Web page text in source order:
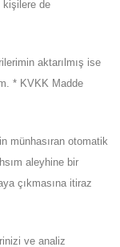
kişilere de
aktarılmış ise
* KVKK Madde
münhasıran otomatik
aleyhine bir
çıkmasına itiraz
ve analiz